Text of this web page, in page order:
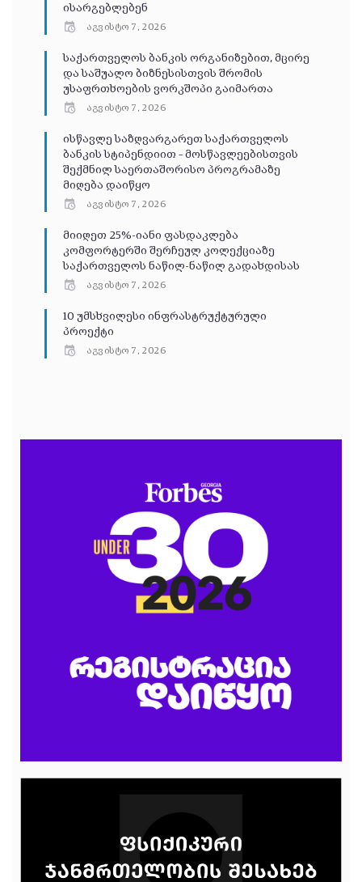
ისარგებლებენ
აგვისტო 7, 2026
საქართველოს ბანკის ორგანიზებით, მცირე
და საშუალო ბიზნესისთვის შრომის
უსაფრთხოების ვორკშოპი გაიმართა
აგვისტო 7, 2026
ისწავლე საზღვარგარეთ საქართველოს
ბანკის სტიპენდიით – მოსწავლეებისთვის
შექმნილ საერთაშორისო პროგრამაზე
მიღება დაიწყო
აგვისტო 7, 2026
მიიღეთ 25%-იანი ფასდაკლება
კომფორტერში შერჩეულ კოლექციაზე
საქართველოს ნაწილ-ნაწილ გადახდისას
აგვისტო 7, 2026
10 უმსხვილესი ინფრასტრუქტურული
პროექტი
აგვისტო 7, 2026